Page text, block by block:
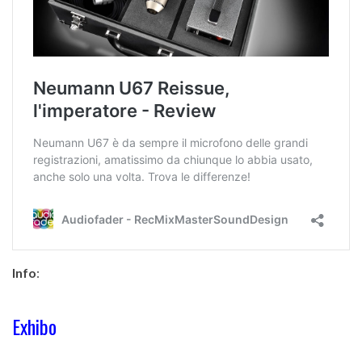
Info:
Exhibo